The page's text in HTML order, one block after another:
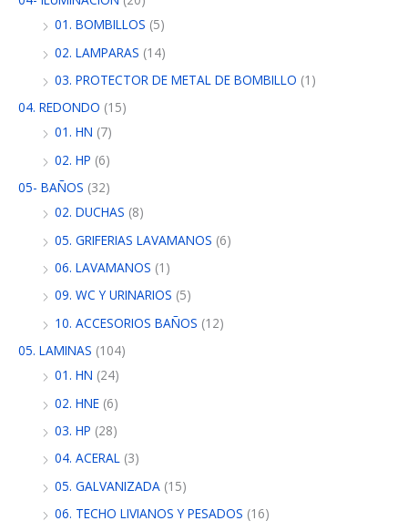
01. BOMBILLOS (5)
02. LAMPARAS (14)
03. PROTECTOR DE METAL DE BOMBILLO (1)
04. REDONDO (15)
01. HN (7)
02. HP (6)
05- BAÑOS (32)
02. DUCHAS (8)
05. GRIFERIAS LAVAMANOS (6)
06. LAVAMANOS (1)
09. WC Y URINARIOS (5)
10. ACCESORIOS BAÑOS (12)
05. LAMINAS (104)
01. HN (24)
02. HNE (6)
03. HP (28)
04. ACERAL (3)
05. GALVANIZADA (15)
06. TECHO LIVIANOS Y PESADOS (16)